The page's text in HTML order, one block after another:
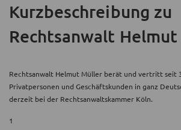
Kurzbeschreibung zu
Rechtsanwalt
Rechtsanwalt Helmut Müller berät und vertritt seit
Privatpersonen und Geschäftskunden in ganz
derzeit bei der Rechtsanwaltskammer Köln.
1